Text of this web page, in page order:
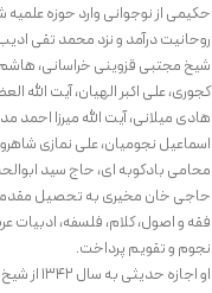
حکیمی از نوجوانی وارد حوزه
روحانیت درآمد و نزد محمد تقی ادیب
شیخ مجتبی قزوینی خراسانی، هاشم
کجوری، علی اکبر الهیان، آیت الله
هادی میلانی، آیت الله میرزا احمد
اسماعیل نجومیان، علی نمازی
محامی بادکوبه ای، حاج سید
حاجی خان مخیری به تحصیل
فقه و اصول، کلام، فلسفه، ادبیات
نجوم و تقویم پرداخت.
او اجازه